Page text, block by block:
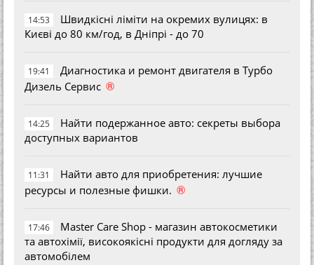
14:53
Швидкісні ліміти на окремих вулицях: в
Києві до 80 км/год, в Дніпрі - до 70
19:41
Диагностика и ремонт двигателя в Турбо
Дизель Сервис ®
14:25
Найти подержанное авто: секреты выбора
доступных вариантов
11:31
Найти авто для приобретения: лучшие
ресурсы и полезные фишки. ®
17:46
Master Care Shop - магазин автокосметики
та автохімії, високоякісні продукти для догляду за
автомобілем